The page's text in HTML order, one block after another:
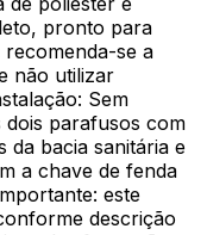
pronto para
se a
não utilizar
Sem
parafusos com
bacia sanitária e
a chave de fenda
este
descrição